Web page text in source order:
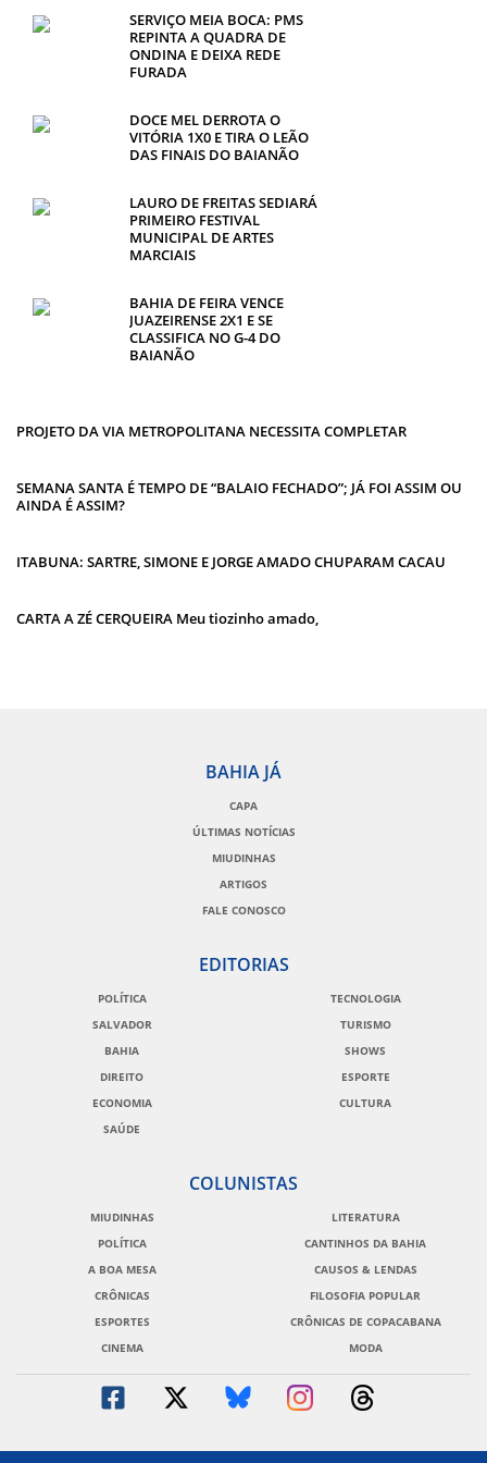
SERVIÇO MEIA BOCA: PMS
REPINTA A QUADRA DE
ONDINA E DEIXA REDE
FURADA
DOCE MEL DERROTA O
VITÓRIA 1X0 E TIRA O LEÃO
DAS FINAIS DO BAIANÃO
LAURO DE FREITAS SEDIARÁ
PRIMEIRO FESTIVAL
MUNICIPAL DE ARTES
MARCIAIS
BAHIA DE FEIRA VENCE
JUAZEIRENSE 2X1 E SE
CLASSIFICA NO G-4 DO
BAIANÃO
PROJETO DA VIA METROPOLITANA NECESSITA COMPLETAR
SEMANA SANTA É TEMPO DE “BALAIO FECHADO”; JÁ FOI ASSIM OU
AINDA É ASSIM?
ITABUNA: SARTRE, SIMONE E JORGE AMADO CHUPARAM CACAU
CARTA A ZÉ CERQUEIRA Meu tiozinho amado,
BAHIA JÁ
CAPA
ÚLTIMAS NOTÍCIAS
MIUDINHAS
ARTIGOS
FALE CONOSCO
EDITORIAS
POLÍTICA
SALVADOR
BAHIA
DIREITO
ECONOMIA
SAÚDE
TECNOLOGIA
TURISMO
SHOWS
ESPORTE
CULTURA
COLUNISTAS
MIUDINHAS
POLÍTICA
A BOA MESA
CRÔNICAS
ESPORTES
CINEMA
LITERATURA
CANTINHOS DA BAHIA
CAUSOS & LENDAS
FILOSOFIA POPULAR
CRÔNICAS DE COPACABANA
MODA